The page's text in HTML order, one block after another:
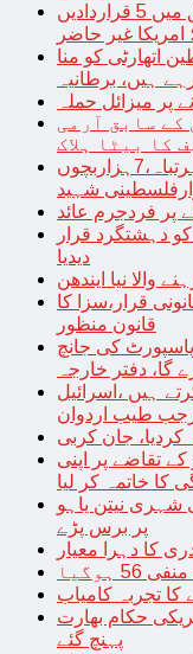
اقوام متحدہ میں فلسطینیوں کے حق میں 5 قراردادیں
امریکا غیر حاضر
اتھارٹی کو منا
ہیں، برطانیہ
میزائل حملہ
کے سابق آرمی
کا بیٹا ہلاک
حماس اسرائیل جنگ،2ماہ مکمل: غزہ شہرتباہ،7ہزاربچوں
پر فردجرم عائد
دہشتگرد قرار
دیدیا
والا نیا ایندھن
قرار،سزا کا
قانون منظور
کی جانچ
گا، دفتر خارجہ
ہیں ،اسرائیل
طیب اردوان
جان کربی
کے تقاضے پر اپنی
کا خاتمہ کر لیا
شہری نیتن یاہو
پر برس پڑے
کا دہرا معیار
ہوگیا
کا تجربہ کامیاب
حکام بھارت
پہنچ گئے